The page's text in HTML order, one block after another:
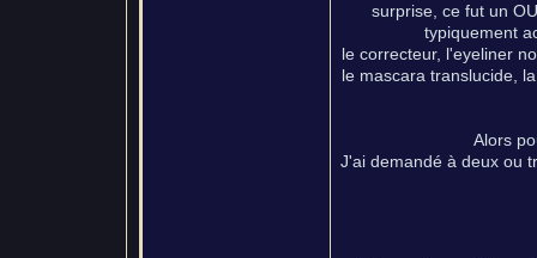
surprise, ce fut un
typiquement
le correcteur, l'eyeliner
le mascara translucide,
Alors
J'ai demandé à deux ou